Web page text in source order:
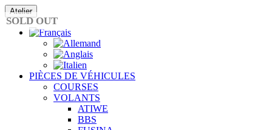
Passer
au
contenu
Atelier
PIÈCES DE VÉHICULES
COURSES
VOLANTS
ATIWE
BBS
SOLD OUT